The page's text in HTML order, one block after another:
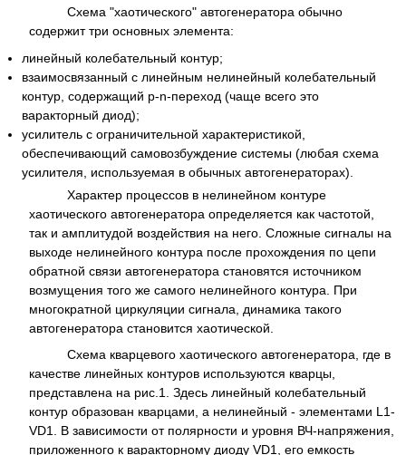
Схема "хаотического" автогенератора обычно
содержит три основных элемента:
линейный колебательный контур;
взаимосвязанный с линейным нелинейный колебательный
контур, содержащий p-n-переход (чаще всего это
варакторный диод);
усилитель с ограничительной характеристикой,
обеспечивающий самовозбуждение системы (любая схема
усилителя, используемая в обычных автогенераторах).
Характер процессов в нелинейном контуре
хаотического автогенератора определяется как частотой,
так и амплитудой воздействия на него. Сложные сигналы на
выходе нелинейного контура после прохождения по цепи
обратной связи автогенератора становятся источником
возмущения того же самого нелинейного контура. При
многократной циркуляции сигнала, динамика такого
автогенератора становится хаотической.
Схема кварцевого хаотического автогенератора, где в
качестве линейных контуров используются кварцы,
представлена на рис.1. Здесь линейный колебательный
контур образован кварцами, а нелинейный - элементами L1-
VD1. В зависимости от полярности и уровня ВЧ-напряжения,
приложенного к варакторному диоду VD1, его емкость